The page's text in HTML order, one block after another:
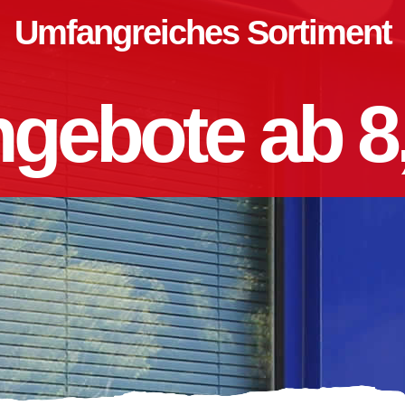
Umfangreiches Sortiment
ab